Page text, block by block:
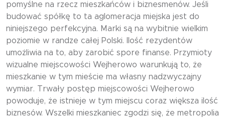
pomyślne na rzecz mieszkańców i biznesmenów. Jeśli
budować spółkę to ta aglomeracja miejska jest do
niniejszego perfekcyjna. Marki są na wybitnie wielkim
poziomie w randze całej Polski. Ilość rezydentów
umożliwia na to, aby zarobić spore finanse. Przymioty
wizualne miejscowości Wejherowo warunkują to, że
mieszkanie w tym mieście ma własny nadzwyczajny
wymiar. Trwały postęp miejscowości Wejherowo
powoduje, że istnieje w tym miejscu coraz większa ilość
biznesów. Wszelki mieszkaniec zgodzi się, że metropolia